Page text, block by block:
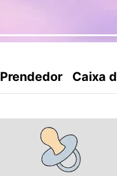
Prendedor Caixa